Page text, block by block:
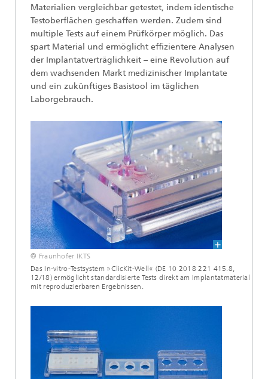
Materialien vergleichbar getestet, indem identische
Testoberflächen geschaffen werden. Zudem sind
multiple Tests auf einem Prüfkörper möglich. Das
spart Material und ermöglicht effizientere Analysen
der Implantatverträglichkeit – eine Revolution auf
dem wachsenden Markt medizinischer Implantate
und ein zukünftiges Basistool im täglichen
Laborgebrauch.
© Fraunhofer IKTS
Das In-vitro-Testsystem »ClicKit-Well« (DE 10 2018 221 415.8,
12/18) ermöglicht standardisierte Tests direkt am Implantatmaterial
mit reproduzierbaren Ergebnissen.